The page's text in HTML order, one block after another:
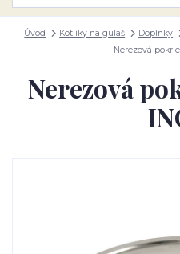
Úvod Kotlíky na guláš Doplnky
Nerezová
Nerezová